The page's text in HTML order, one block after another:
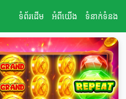
ទំព័រដើម អំពីយើង ទំនាក់ទំនង